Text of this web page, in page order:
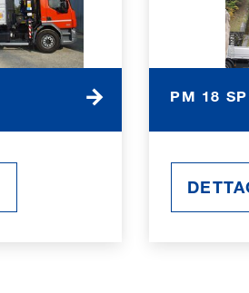
PM 18 SP